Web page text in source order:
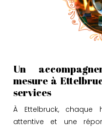
Un
mesure à
services
À Ettelbruck, chaque
attentive et une